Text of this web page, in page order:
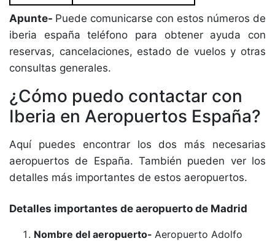
Apunte- Puede comunicarse con estos números de
iberia españa teléfono para obtener ayuda con
reservas, cancelaciones, estado de vuelos y otras
consultas generales.
¿Cómo puedo contactar con
Iberia en Aeropuertos España?
Aquí puedes encontrar los dos más necesarias
aeropuertos de España. También pueden ver los
detalles más importantes de estos aeropuertos.
Detalles importantes de aeropuerto de Madrid
Nombre del aeropuerto- Aeropuerto Adolfo